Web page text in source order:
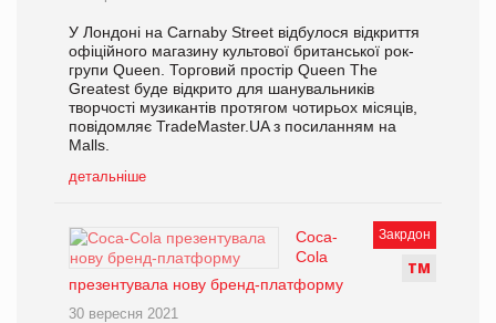
У Лондоні на Carnaby Street відбулося відкриття
офіційного магазину культової британської рок-
групи Queen. Торговий простір Queen The
Greatest буде відкрито для шанувальників
творчості музикантів протягом чотирьох місяців,
повідомляє TradeMaster.UA з посиланням на
Malls.
детальніше
Закрдон
ТМ
Coca-
Cola
презентувала нову бренд-платформу
30 вересня 2021